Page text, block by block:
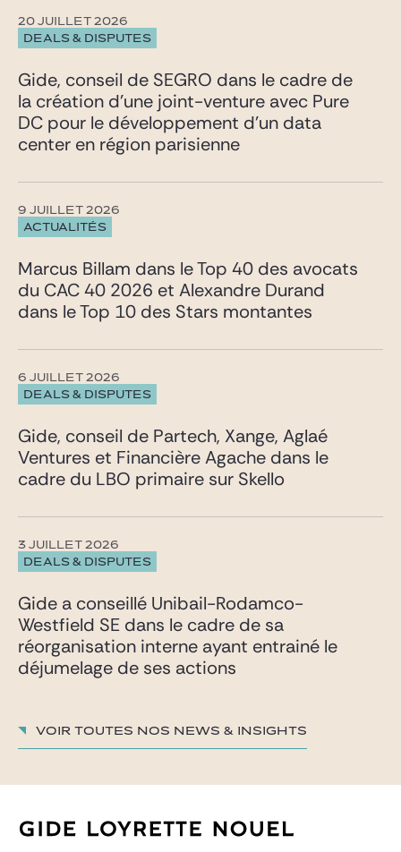
DEALS & DISPUTES
20 JUILLET 2026
Gide, conseil de SEGRO dans le cadre de
la création d’une joint-venture avec Pure
DC pour le développement d’un data
center en région parisienne
ACTUALITÉS
9 JUILLET 2026
Marcus Billam dans le Top 40 des avocats
du CAC 40 2026 et Alexandre Durand
dans le Top 10 des Stars montantes
DEALS & DISPUTES
6 JUILLET 2026
Gide, conseil de Partech, Xange, Aglaé
Ventures et Financière Agache dans le
cadre du LBO primaire sur Skello
DEALS & DISPUTES
3 JUILLET 2026
Gide a conseillé Unibail-Rodamco-
Westfield SE dans le cadre de sa
réorganisation interne ayant entrainé le
déjumelage de ses actions
Voir toutes nos News & insights